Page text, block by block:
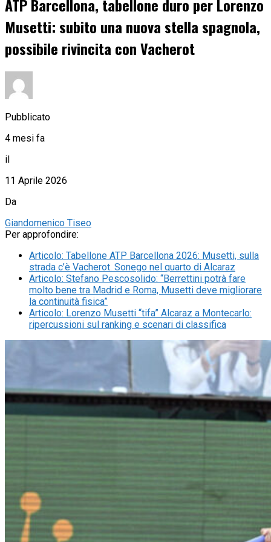
ATP Barcellona, tabellone duro per Lorenzo
Musetti: subito una nuova stella spagnola,
possibile rivincita con Vacherot
Pubblicato
4 mesi fa
il
11 Aprile 2026
Da
Giandomenico Tiseo
Per approfondire:
Articolo: Tabellone ATP Barcellona 2026: Musetti, sulla
strada c’è Vacherot. Sonego nel quarto di Alcaraz
Articolo: Stefano Pescosolido: “Berrettini potrà fare
molto bene tra Madrid e Roma, Musetti deve migliorare
la continuità fisica”
Articolo: Lorenzo Musetti “tifa” Alcaraz a Montecarlo:
ripercussioni sul ranking e scenari di classifica